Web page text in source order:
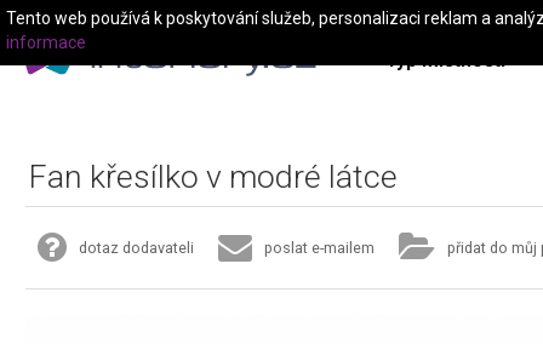
Typ místnosti
Fan křesílko v modré látce
dotaz dodavateli poslat e-mailem přidat do můj
Tento web používá k poskytování služeb, personalizaci reklam a
informace